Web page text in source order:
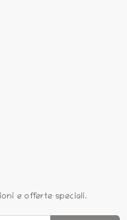
e offerte speciali.